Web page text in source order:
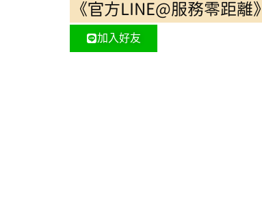
《官方LINE@服務零距離》
加入好友